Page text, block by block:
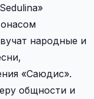
народные и
«Саюдис».
общности и